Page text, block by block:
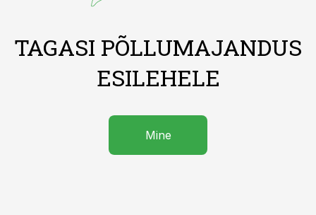
TAGASI PÕLLUMAJANDUS
ESILEHELE
Mine